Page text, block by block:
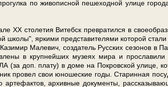
по жи­во­пис­ной пе­ше­ход­ной ули­це
XX сто­ле­тия Ви­тебск пре­вра­тил­ся в
шко­лы", яр­ки­ми пред­ста­ви­те­ля­ми ко­то­рой
Ма­ле­вич, со­зда­тель Рус­ских се­зо­нов в
в круп­ней­ших му­зе­ях ми­ра и
(за доп. пла­ту) в до­ме на По­кров­ской ули­це,
про­вел свои юно­ше­ские го­ды. Старинная
ар­те­фак­тов, ар­хив­ные до­ку­мен­ты,